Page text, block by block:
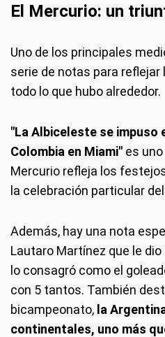
El Mercurio: un
Uno de los principales
serie de notas para
todo lo que hubo alrededor.
"La Albiceleste se impuso
Colombia en Miami" es
Mercurio refleja los
la celebración particular
Además, hay una nota
Lautaro Martínez que le
lo consagró como el
con 5 tantos. También
bicampeonato, la
continentales, uno más